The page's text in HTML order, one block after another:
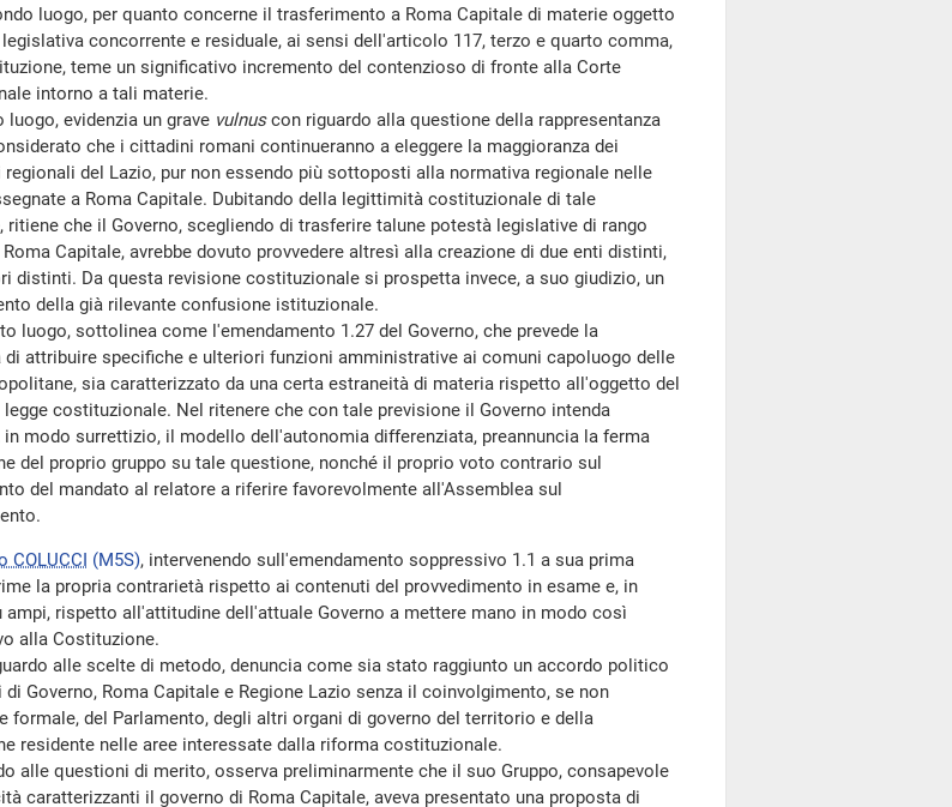
luogo, per quanto concerne il trasferimento a Roma Capitale di materie oggetto
concorrente e residuale, ai sensi dell'articolo 117, terzo e quarto comma,
teme un significativo incremento del contenzioso di fronte alla Corte
intorno a tali materie.
evidenzia un grave vulnuscon riguardo alla questione della rappresentanza
che i cittadini romani continueranno a eleggere la maggioranza dei
del Lazio, pur non essendo più sottoposti alla normativa regionale nelle
a Roma Capitale. Dubitando della legittimità costituzionale di tale
ritiene che il Governo, scegliendo di trasferire talune potestà legislative di rango
Capitale, avrebbe dovuto provvedere altresì alla creazione di due enti distinti,
distinti. Da questa revisione costituzionale si prospetta invece, a suo giudizio, un
della già rilevante confusione istituzionale.
luogo, sottolinea come l'emendamento 1.27 del Governo, che prevede la
attribuire specifiche e ulteriori funzioni amministrative ai comuni capoluogo delle
sia caratterizzato da una certa estraneità di materia rispetto all'oggetto del
costituzionale. Nel ritenere che con tale previsione il Governo intenda
in modo surrettizio, il modello dell'autonomia differenziata, preannuncia la ferma
del proprio gruppo su tale questione, nonché il proprio voto contrario sul
del mandato al relatore a riferire favorevolmente all'Assemblea sul
COLUCCI (M5S), intervenendo sull'emendamento soppressivo 1.1 a sua prima
la propria contrarietà rispetto ai contenuti del provvedimento in esame e, in
ampi, rispetto all'attitudine dell'attuale Governo a mettere mano in modo così
alla Costituzione.
alle scelte di metodo, denuncia come sia stato raggiunto un accordo politico
Governo, Roma Capitale e Regione Lazio senza il coinvolgimento, se non
formale, del Parlamento, degli altri organi di governo del territorio e della
residente nelle aree interessate dalla riforma costituzionale.
alle questioni di merito, osserva preliminarmente che il suo Gruppo, consapevole
caratterizzanti il governo di Roma Capitale, aveva presentato una proposta di